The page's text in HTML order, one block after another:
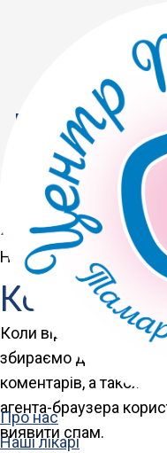
Про нас
Наші лікарі
Політика
Хто ми
Наша адреса сайту:
Коментарі
Коли відвідувачі
збираємо дані, що
коментарів, а також
агента-браузера
виявити спам.